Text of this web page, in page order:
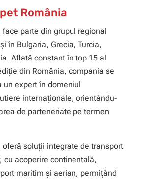
România
face parte din grupul regional
în Bulgaria, Grecia, Turcia,
Aflată constant în top 15 al
din România, compania se
un expert în domeniul
internaționale, orientându-
de parteneriate pe termen
oferă soluții integrate de transport
cu acoperire continentală,
maritim și aerian, permițând